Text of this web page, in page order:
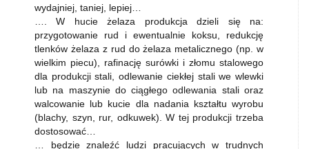
wydajniej, taniej, lepiej…
…. W hucie żelaza produkcja dzieli się na:
przygotowanie rud i ewentualnie koksu, redukcję
tlenków żelaza z rud do żelaza metalicznego (np. w
wielkim piecu), rafinację surówki i złomu stalowego
dla produkcji stali, odlewanie ciekłej stali we wlewki
lub na maszynie do ciągłego odlewania stali oraz
walcowanie lub kucie dla nadania kształtu wyrobu
(blachy, szyn, rur, odkuwek). W tej produkcji trzeba
dostosować…
… będzie znaleźć ludzi pracujących w trudnych